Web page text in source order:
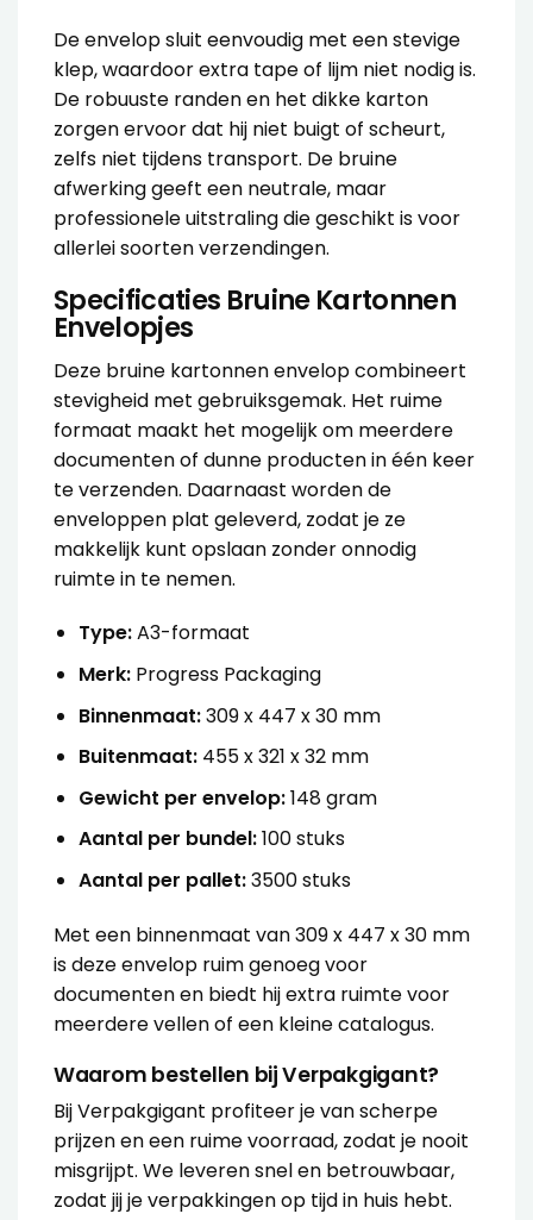
De envelop sluit eenvoudig met een stevige
klep, waardoor extra tape of lijm niet nodig is.
De robuuste randen en het dikke karton
zorgen ervoor dat hij niet buigt of scheurt,
zelfs niet tijdens transport. De bruine
afwerking geeft een neutrale, maar
professionele uitstraling die geschikt is voor
allerlei soorten verzendingen.
Specificaties Bruine Kartonnen
Envelopjes
Deze bruine kartonnen envelop combineert
stevigheid met gebruiksgemak. Het ruime
formaat maakt het mogelijk om meerdere
documenten of dunne producten in één keer
te verzenden. Daarnaast worden de
enveloppen plat geleverd, zodat je ze
makkelijk kunt opslaan zonder onnodig
ruimte in te nemen.
Type:A3-formaat
Merk:Progress Packaging
Binnenmaat:309 x 447 x 30 mm
Buitenmaat:455 x 321 x 32 mm
Gewicht per envelop:148 gram
Aantal per bundel:100 stuks
Aantal per pallet:3500 stuks
Met een binnenmaat van 309 x 447 x 30 mm
is deze envelop ruim genoeg voor
documenten en biedt hij extra ruimte voor
meerdere vellen of een kleine catalogus.
Waarom bestellen bij Verpakgigant?
Bij Verpakgigant profiteer je van scherpe
prijzen en een ruime voorraad, zodat je nooit
misgrijpt. We leveren snel en betrouwbaar,
zodat jij je verpakkingen op tijd in huis hebt.